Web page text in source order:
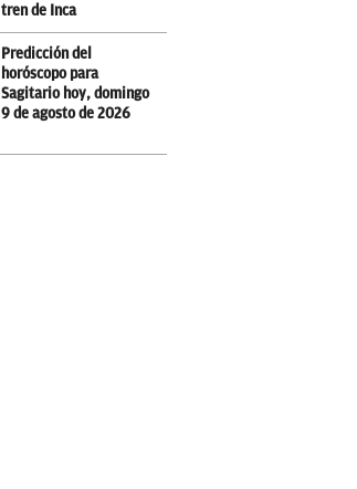
tren de Inca
Predicción del
horóscopo para
Sagitario hoy, domingo
9 de agosto de 2026